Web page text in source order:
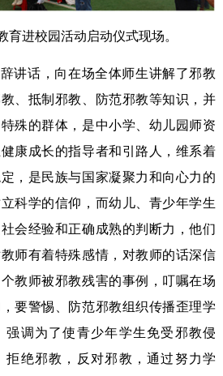
育进校园活动启动仪式现场。
讲话，向在场全体师生讲解了邪教
、抵制邪教、防范邪教等知识，并
殊的群体，是中小学、幼儿园师资
康成长的指导者和引路人，维系着
，是民族与国家凝聚力和向心力的
科学的信仰，而幼儿、青少年学生
会经验和正确成熟的判断力，他们
师有着特殊感情，对教师的话深信
教师被邪教残害的事例，叮嘱在场
要警惕、防范邪教组织传播歪理学
强调为了使青少年学生免受邪教侵
拒绝邪教，反对邪教，通过努力学